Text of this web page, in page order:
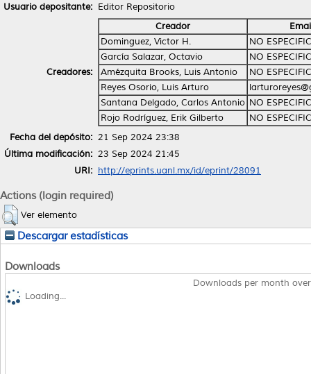
Usuario depositante: Editor Repositorio
Creadores:
Creador
Dominguez, Victor H.
NO
García Salazar, Octavio
NO
Amézquita Brooks, Luis Antonio
NO
Reyes Osorio, Luis Arturo
Santana Delgado, Carlos Antonio NO
Rojo Rodríguez, Erik Gilberto
NO
Fecha del depósito: 21 Sep 2024 23:38
Última modificación: 23 Sep 2024 21:45
URI: http://eprints.uanl.mx/id/eprint/28091
Actions (login required)
Ver elemento
Descargar estadísticas
Downloads
Downloads per month
Loading...